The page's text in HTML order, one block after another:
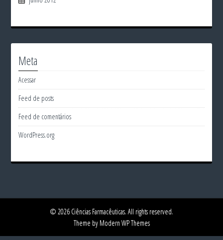
Meta
Acessar
Feed de posts
Feed de comentários
WordPress.org
© 2026 Ciências Farmacêuticas. All rights reserved.
Theme by Modern WP Themes